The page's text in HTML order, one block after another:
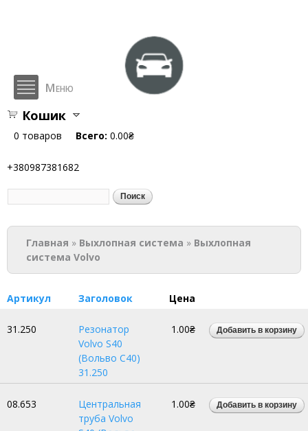
содержанию
hlop.com.ua
Меню
Кошик
0 товаров Всего: 0.00₴
+380987381682
Форма поиска
Вы здесь
Главная » Выхлопная система » Выхлопная
система Volvo
Артикул Заголовок Цена
31.250
Резонатор
Volvo S40
(Вольво С40)
31.250
1.00₴
08.653
Центральная
труба Volvo
1.00₴